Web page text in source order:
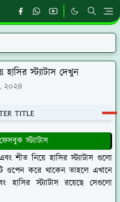
স্ট্যাটাস দেখুন
২০২৪
TITLE
স্ট্যাটাস
শীত নিয়ে হাসির স্ট্যাটাস গুলো
ওপেন করে থাকেন তাহলে এখানে
হাসির স্ট্যাটাস রয়েছে সেগুলো